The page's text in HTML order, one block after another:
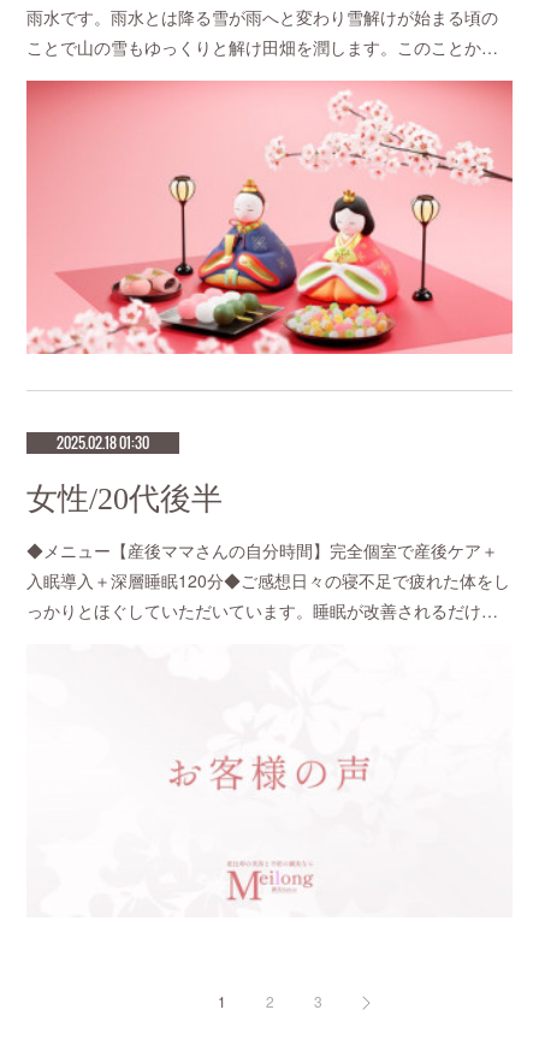
雨水です。雨水とは降る雪が雨へと変わり雪解けが始まる頃の
ことで山の雪もゆっくりと解け田畑を潤します。このことか…
2025.02.18 01:30
女性/20代後半
◆メニュー【産後ママさんの自分時間】完全個室で産後ケア＋
入眠導入＋深層睡眠120分◆ご感想日々の寝不足で疲れた体をし
っかりとほぐしていただいています。睡眠が改善されるだけ…
1 2 3